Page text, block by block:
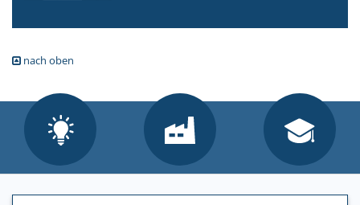
nach oben